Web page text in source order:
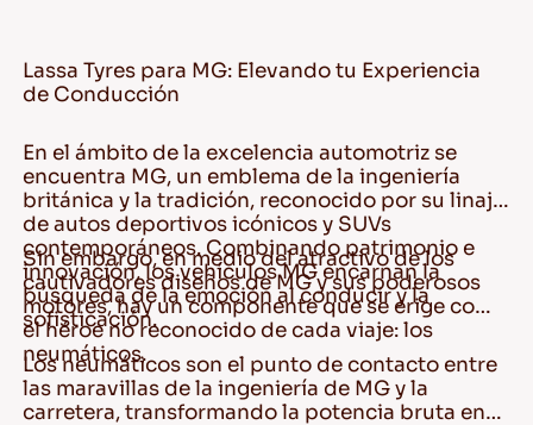
Lassa Tyres para MG: Elevando tu Experiencia
de Conducción
En el ámbito de la excelencia automotriz se
encuentra MG, un emblema de la ingeniería
británica y la tradición, reconocido por su linaje
de autos deportivos icónicos y SUVs
contemporáneos. Combinando patrimonio e
innovación, los vehículos MG encarnan la
búsqueda de la emoción al conducir y la
sofisticación.
Sin embargo, en medio del atractivo de los
cautivadores diseños de MG y sus poderosos
motores, hay un componente que se erige como
el héroe no reconocido de cada viaje: los
neumáticos.
Los neumáticos son el punto de contacto entre
las maravillas de la ingeniería de MG y la
carretera, transformando la potencia bruta en